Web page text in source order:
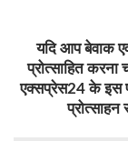
यदि आप बेवाक
प्रोत्साहित
एक्सप्रेस24 के इस
प्रोत्साहन